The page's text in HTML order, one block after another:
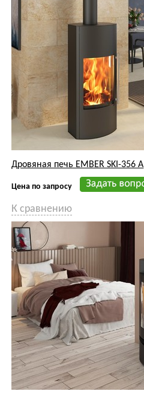
Дровяная печь EMBER SKI-356 A
Цена по запросу
К сравнению